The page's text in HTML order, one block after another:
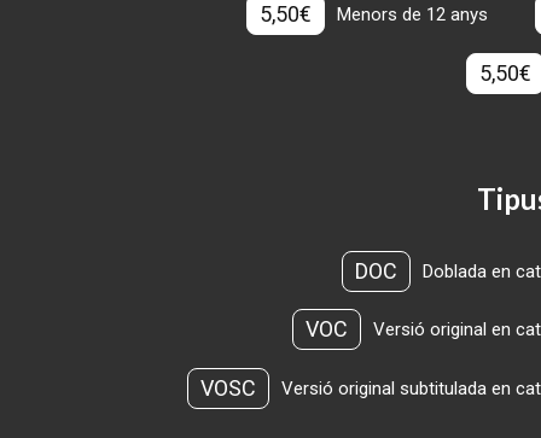
5,50€ Menors de 12 anys
5,50€
DOC Doblada en
VOC Versió original en
VOSC Versió original subtitulada en